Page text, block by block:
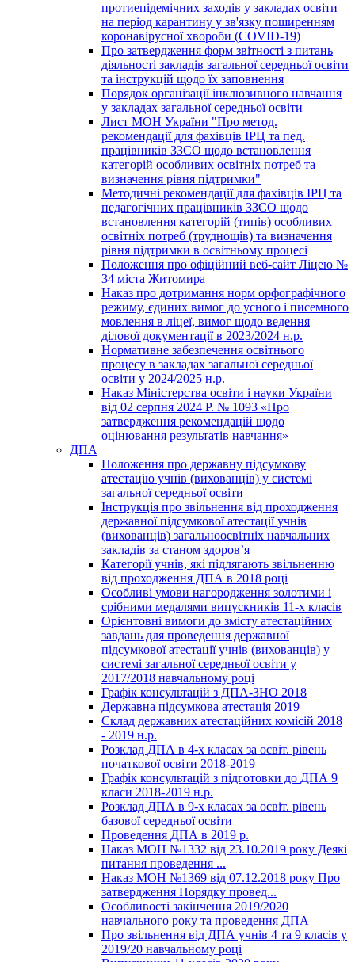
протиепідемічних заходів у закладах освіти
на період карантину у зв'язку поширенням
коронавірусної хвороби (COVID-19)
Про затвердження форм звітності з питань
діяльності закладів загальної середньої освіти
та інструкцій щодо їх заповнення
Порядок організації інклюзивного навчання
у закладах загальної середньої освіти
Лист МОН України "Про метод.
рекомендації для фахівців ІРЦ та пед.
працівників ЗЗСО щодо встановлення
категорій особливих освітніх потреб та
визначення рівня підтримки"
Методичні рекомендації для фахівців ІРЦ та
педагогічних працівників ЗЗСО щодо
встановлення категорій (типів) особливих
освітніх потреб (труднощів) та визначення
рівня підтримки в освітньому процесі
Положення про офіційний веб-сайт Ліцею №
34 міста Житомира
Наказ про дотримання норм орфографічного
режиму, єдиних вимог до усного і писемного
мовлення в ліцеї, вимог щодо ведення
ділової документації в 2023/2024 н.р.
Нормативне забезпечення освітнього
процесу в закладах загальної середньої
освіти у 2024/2025 н.р.
Наказ Міністерства освіти і науки України
від 02 серпня 2024 Р. № 1093 «Про
затвердження рекомендацій щодо
оцінювання результатів навчання»
ДПА
Положення про державну підсумкову
атестацію учнів (вихованців) у системі
загальної середньої освіти
Інструкція про звільнення від проходження
державної підсумкової атестації учнів
(вихованців) загальноосвітніх навчальних
закладів за станом здоров’я
Категорії учнів, які підлягають звільненню
від проходження ДПА в 2018 році
Особливі умови нагородження золотими і
срібними медалями випускників 11-х класів
Орієнтовні вимоги до змісту атестаційних
завдань для проведення державної
підсумкової атестації учнів (вихованців) у
системі загальної середньої освіти у
2017/2018 навчальному році
Графік консультацій з ДПА-ЗНО 2018
Державна підсумкова атестація 2019
Склад державних атестаційних комісій 2018
- 2019 н.р.
Розклад ДПА в 4-х класах за освіт. рівень
початкової освіти 2018-2019
Графік консультацій з підготовки до ДПА 9
класи 2018-2019 н.р.
Розклад ДПА в 9-х класах за освіт. рівень
базової середньої освіти
Проведення ДПА в 2019 р.
Наказ МОН №1332 від 23.10.2019 року Деякі
питання проведення ...
Наказ МОН №1369 від 07.12.2018 року Про
затвердження Порядку провед...
Особливості закінчення 2019/2020
навчального року та проведення ДПА
Про звільнення від ДПА учнів 4 та 9 класів у
2019/20 навчальному році